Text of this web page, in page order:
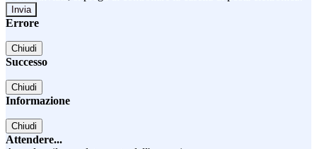
Errore
Chiudi
Successo
Chiudi
Informazione
Chiudi
Attendere...